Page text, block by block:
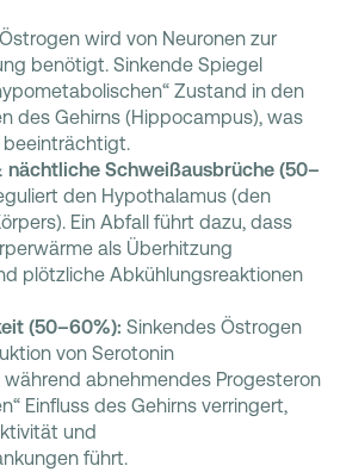
Östrogen wird von Neuronen zur
benötigt. Sinkende Spiegel
Zustand in den
des Gehirns (Hippocampus), was
nächtliche Schweißausbrüche (50–
den Hypothalamus (den
Ein Abfall führt dazu, dass
als Überhitzung
plötzliche Abkühlungsreaktionen
(50–60%): Sinkendes Östrogen
von Serotonin
während abnehmendes Progesteron
Einfluss des Gehirns verringert,
und
führt.